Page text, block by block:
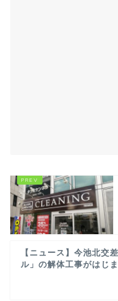
【ニュース】今池北交
ル」の解体工事がはじま